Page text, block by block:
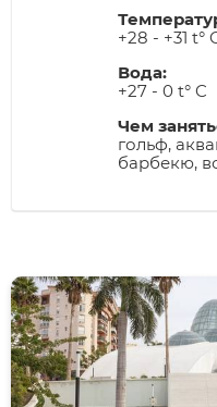
+28 - +31 t°
Вода:
+27 - 0 t° C
Чем
гольф,
барбекю,